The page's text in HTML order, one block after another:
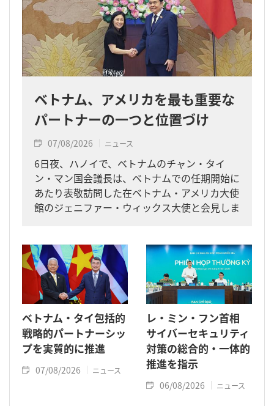
ベトナム、アメリカを最も重要な
パートナーの一つと位置づけ
07/08/2026 ニュース
6日夜、ハノイで、ベトナムのチャン・タイ
ン・マン国会議長は、ベトナムでの任期開始に
あたり表敬訪問した在ベトナム・アメリカ大使
館のジェニファー・ウィックス大使と会見しま
ベトナム・タイ包括的
戦略的パートナーシッ
プを実質的に推進
07/08/2026 ニュース
レ・ミン・フン首相
サイバーセキュリティ
対策の総合的・一体的
推進を指示
06/08/2026 ニュース